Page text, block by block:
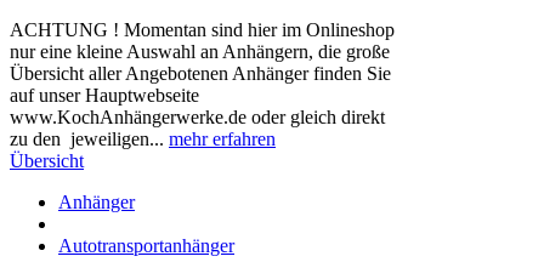
ACHTUNG ! Momentan sind hier im Onlineshop
nur eine kleine Auswahl an Anhängern, die große
Übersicht aller Angebotenen Anhänger finden Sie
auf unser Hauptwebseite
www.KochAnhängerwerke.de oder gleich direkt
zu den jeweiligen... mehr erfahren
Übersicht
Anhänger
Autotransportanhänger